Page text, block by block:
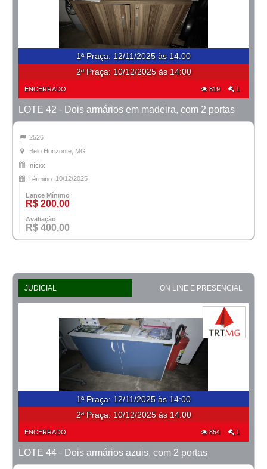
1ª Praça: 12/11/2025 às 14:00
2ª Praça: 10/12/2025 às 14:00
ENCERRADO 819 1
LOTE 42 - Dois armários em madeira, com 2 portas
2526
Belo Horizonte, MG
Início:
Término: 10/12/2025
Lance Mínimo
R$ 200,00
Avaliação
R$ 400,00
JUDICIAL ON LINE E PRESENCIAL
1ª Praça: 12/11/2025 às 14:00
2ª Praça: 10/12/2025 às 14:00
ENCERRADO 854 1
LOTE 44 - Dois armários azuis, com 2 portas